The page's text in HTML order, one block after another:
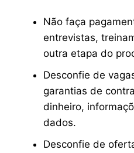
Não faça
entrevistas,
outra etapa do
Desconfie de
garantias de
dinheiro,
dados.
Desconfie de